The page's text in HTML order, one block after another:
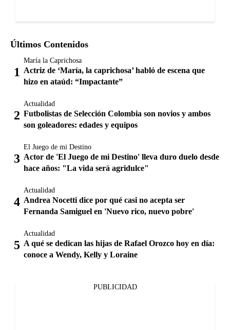
Últimos Contenidos
María la Caprichosa
Actriz de ‘María, la caprichosa’ habló de escena que
hizo en ataúd: “Impactante”
Actualidad
Futbolistas de Selección Colombia son novios y ambos
son goleadores: edades y equipos
El Juego de mi Destino
Actor de 'El Juego de mi Destino' lleva duro duelo desde
hace años: "La vida será agridulce"
Actualidad
Andrea Nocetti dice por qué casi no acepta ser
Fernanda Samiguel en 'Nuevo rico, nuevo pobre'
Actualidad
A qué se dedican las hijas de Rafael Orozco hoy en día:
conoce a Wendy, Kelly y Loraine
PUBLICIDAD